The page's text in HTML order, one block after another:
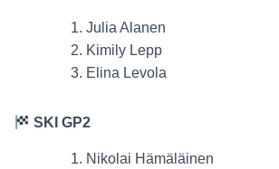
Julia Alanen
Kimily Lepp
Elina Levola
SKI GP2
Nikolai Hämäläinen